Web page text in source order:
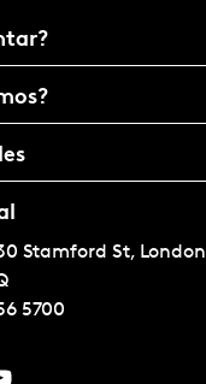
Stamford St, London
5700